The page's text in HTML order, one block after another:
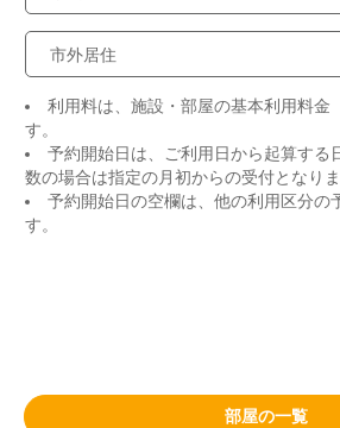
市外居住
利用料は、施設・部屋の基本利用料金
す。
予約開始日は、ご利用日から起算する
数の場合は指定の月初からの受付となりま
予約開始日の空欄は、他の利用区分の
す。
部屋の一覧